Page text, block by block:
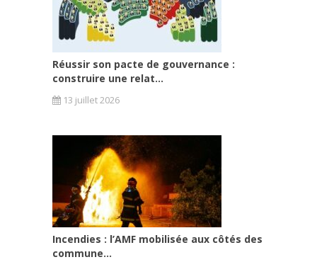
Réussir son pacte de gouvernance :
construire une relat...
13 juillet 2026
Incendies : l’AMF mobilisée aux côtés des
commune...